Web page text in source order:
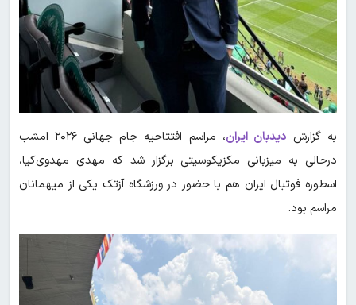
به گزارش دیدبان ایران
، مراسم افتتاحیه جام جهانی ۲۰۲۶ امشب
درحالی به میزبانی مکزیکوسیتی برگزار شد که مهدی مهدوی‌کیا،
اسطوره فوتبال ایران هم با حضور در ورزشگاه آزتک یکی از میهمانان
مراسم بود.